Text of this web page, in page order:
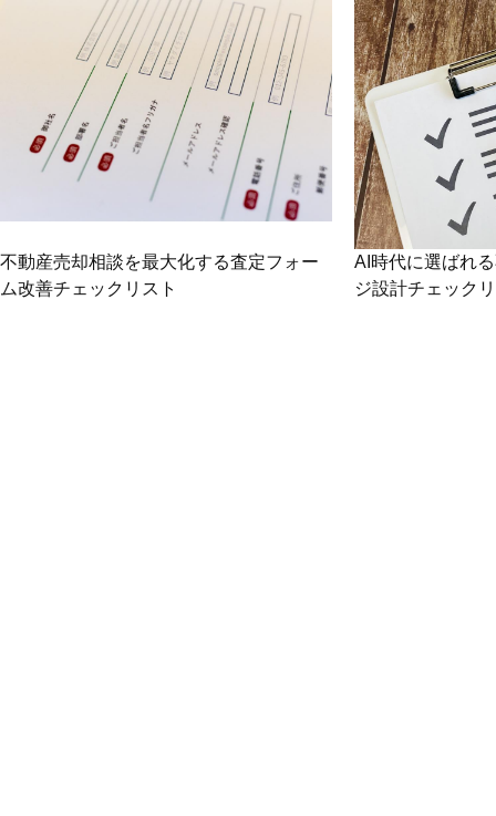
不動産売却相談を最大化する査定フォー
ム改善チェックリスト
AI時代に選ばれ
ジ設計チェック